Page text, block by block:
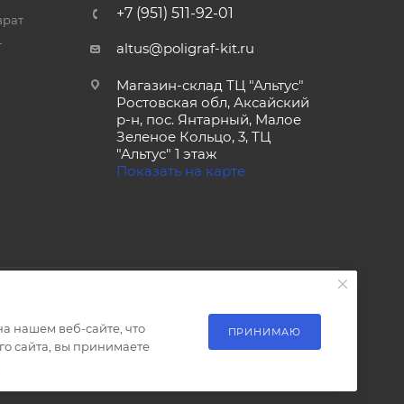
+7 (951) 511-92-01
altus@poligraf-kit.ru
Магазин-склад ТЦ "Альтус"
Ростовская обл, Аксайский
р-н, пос. Янтарный, Малое
Зеленое Кольцо, 3, ТЦ
"Альтус" 1 этаж
Показать на карте
нашем веб-сайте, что
сайта, вы принимаете
ПРИНИМАЮ